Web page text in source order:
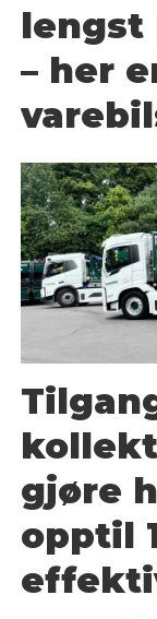
lengst
– her
gjøre
opptil